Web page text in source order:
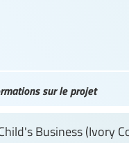
sur le projet
Business (Ivory